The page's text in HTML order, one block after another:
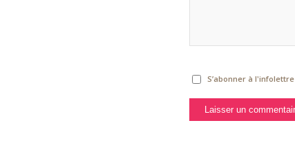
S’abonner à l'infolettre